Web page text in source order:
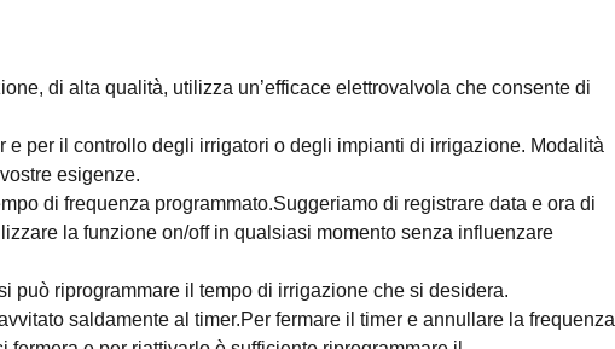
di alta qualità, utilizza un’efficace elettrovalvola che consente di
per il controllo degli irrigatori o degli impianti di irrigazione. Modalità
esigenze.
di frequenza programmato.Suggeriamo di registrare data e ora di
la funzione on/off in qualsiasi momento senza influenzare
può riprogrammare il tempo di irrigazione che si desidera.
saldamente al timer.Per fermare il timer e annullare la frequenza